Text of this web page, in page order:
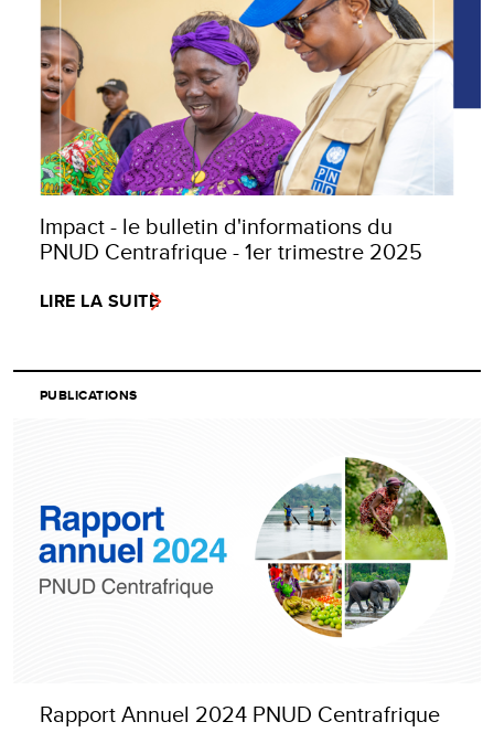
Impact - le bulletin d'informations du
PNUD Centrafrique - 1er trimestre 2025
LIRE LA SUITE
PUBLICATIONS
Rapport Annuel 2024 PNUD Centrafrique